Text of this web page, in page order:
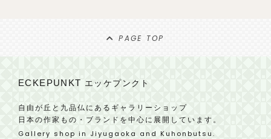
PAGE TOP
ECKEPUNKTエッケプンクト
自由が丘と九品仏にあるギャラリーショップ
日本の作家もの・ブランドを中心に展開しています。
Gallery shop in Jiyugaoka and Kuhonbutsu.